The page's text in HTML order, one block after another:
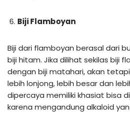
Biji Flamboyan
Biji dari flamboyan berasal dari
biji hitam. Jika dilihat sekilas biji
dengan biji matahari, akan
lebih lonjong, lebih besar dan
dipercaya memiliki khasiat bisa
karena mengandung alkaloid